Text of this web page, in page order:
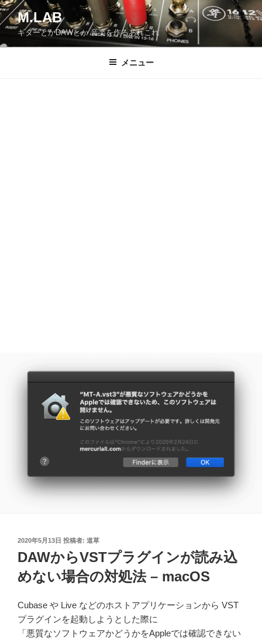
コ
ン
ン
M.LAB
ギターとかDAWとか 音楽を作るあれこれ
メニュー
投
日:
2020年5月13日 投稿者: 道草
DAWからVSTプラグインが読み込
めない場合の対処法 – macOS
Cubase や Live などのホストアプリケーションから VST
プラグインを起動しようとした際に
「悪質なソフトウェアかどうかをAppleでは確認できない